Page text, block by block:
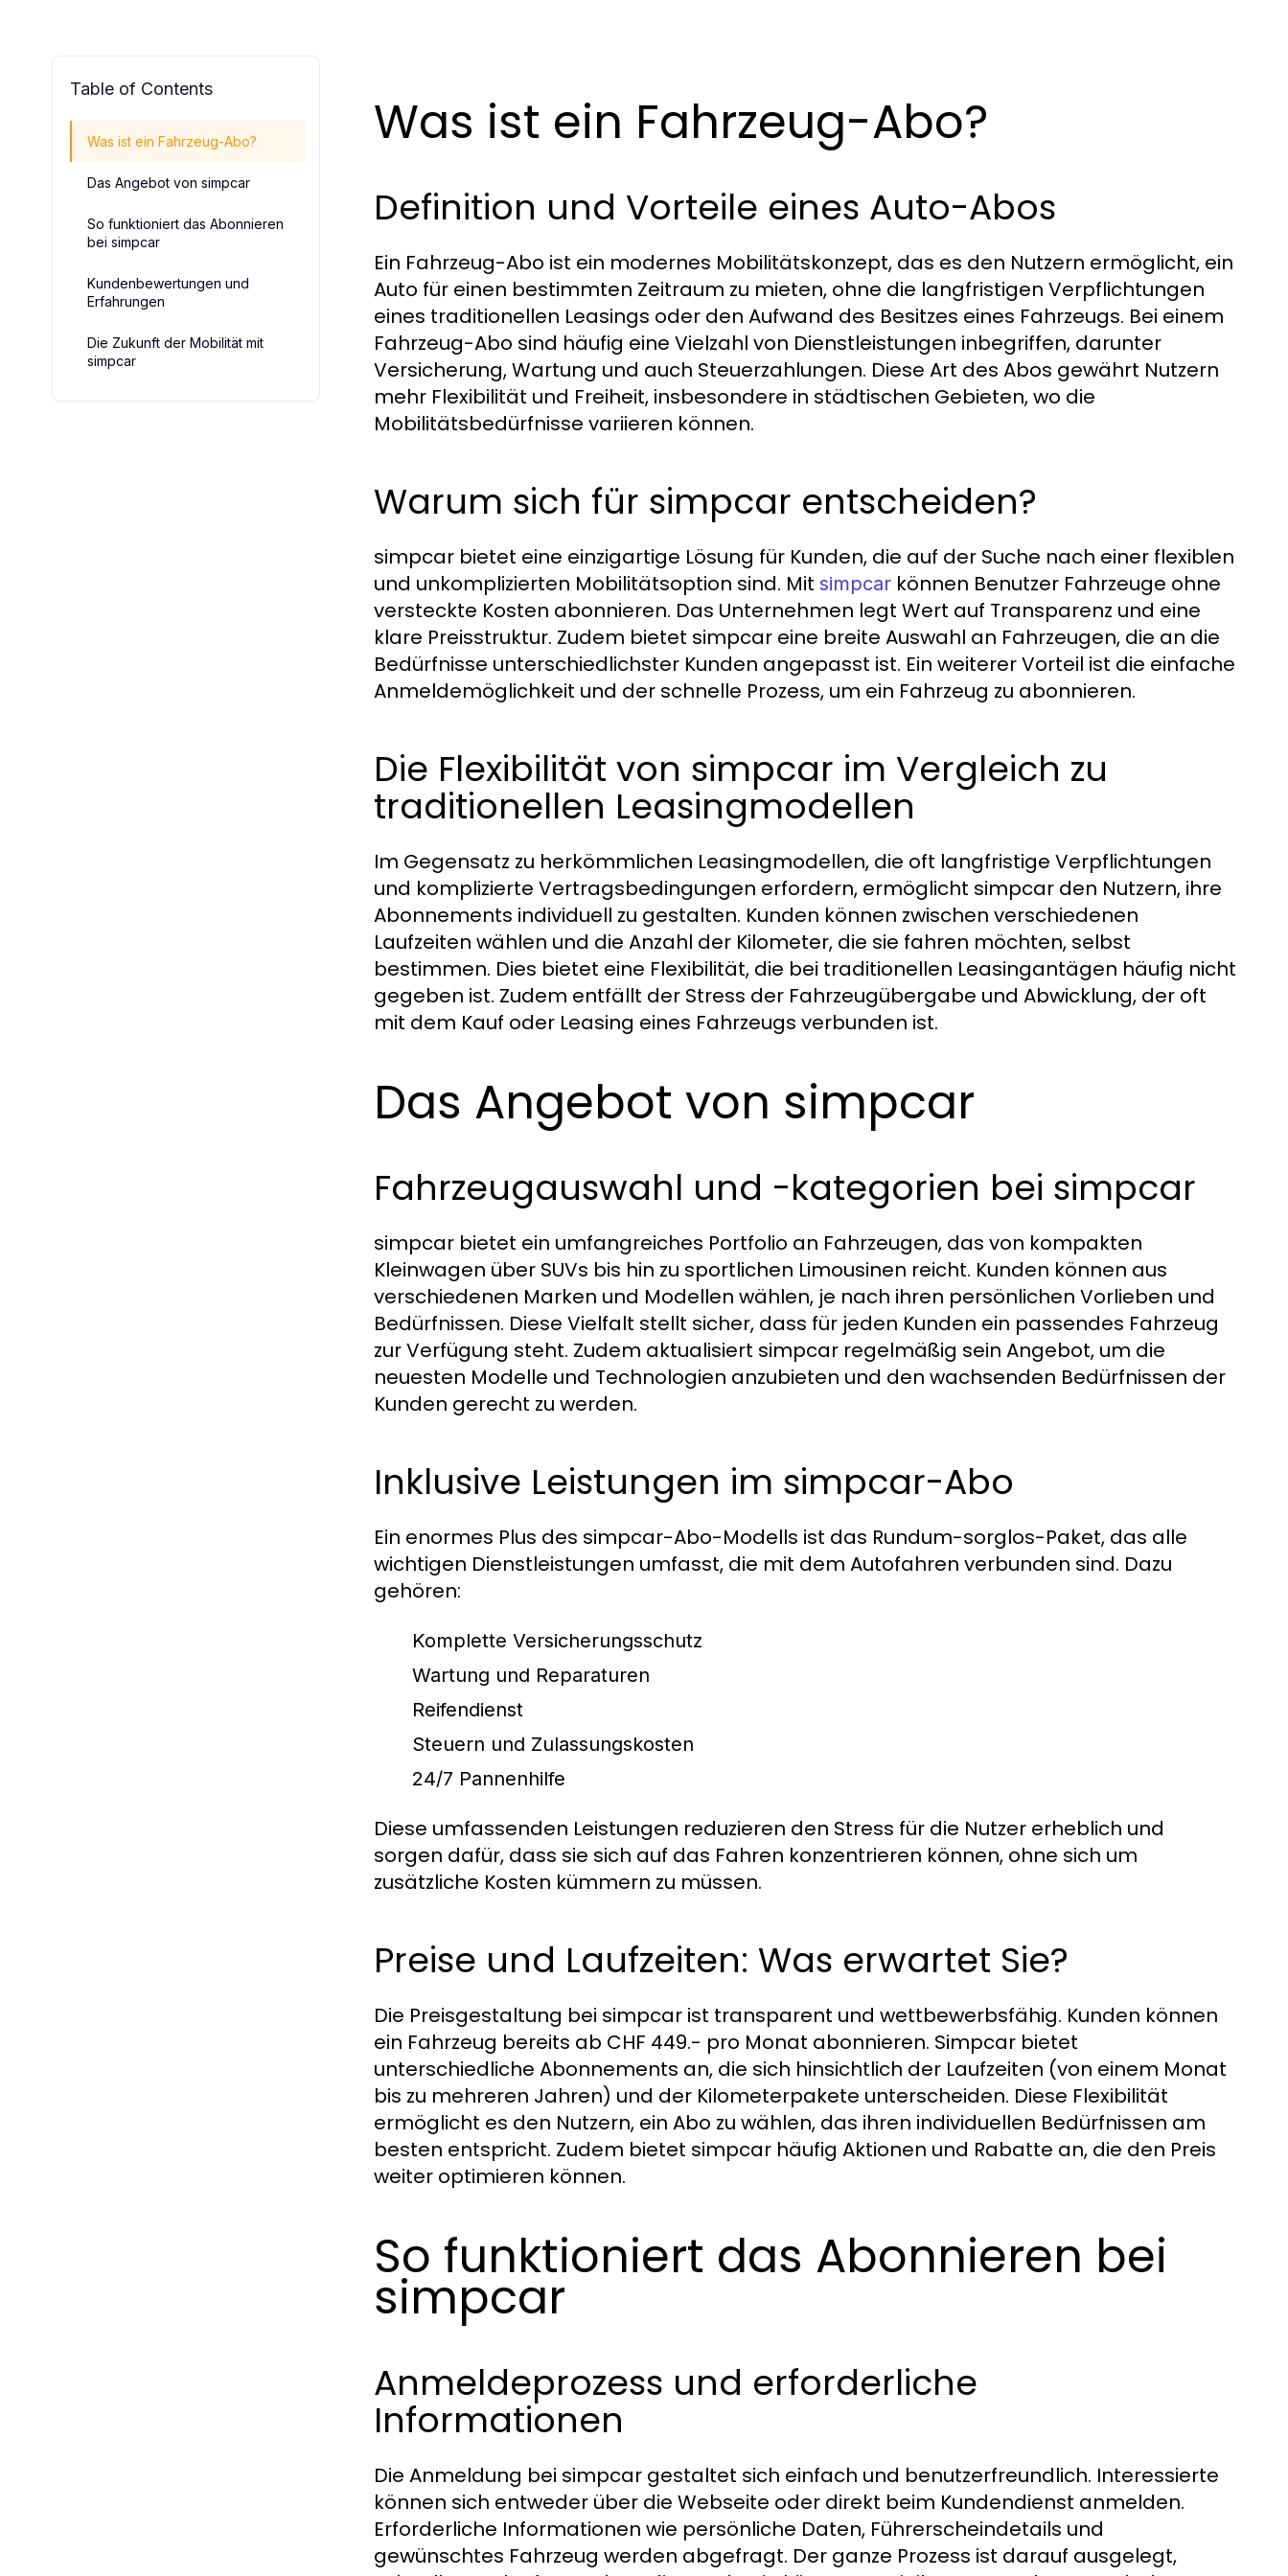
Table of Contents
Was ist ein Fahrzeug-Abo?
Das Angebot von simpcar
So funktioniert das Abonnieren
bei simpcar
Kundenbewertungen und
Erfahrungen
Die Zukunft der Mobilität mit
simpcar
Was ist ein Fahrzeug-Abo?
Definition und Vorteile eines Auto-Abos
Ein Fahrzeug-Abo ist ein modernes Mobilitätskonzept, das es den Nutzern ermöglicht, ein
Auto für einen bestimmten Zeitraum zu mieten, ohne die langfristigen Verpflichtungen
eines traditionellen Leasings oder den Aufwand des Besitzes eines Fahrzeugs. Bei einem
Fahrzeug-Abo sind häufig eine Vielzahl von Dienstleistungen inbegriffen, darunter
Versicherung, Wartung und auch Steuerzahlungen. Diese Art des Abos gewährt Nutzern
mehr Flexibilität und Freiheit, insbesondere in städtischen Gebieten, wo die
Mobilitätsbedürfnisse variieren können.
Warum sich für simpcar entscheiden?
simpcar bietet eine einzigartige Lösung für Kunden, die auf der Suche nach einer flexiblen
und unkomplizierten Mobilitätsoption sind. Mit simpcar können Benutzer Fahrzeuge ohne
versteckte Kosten abonnieren. Das Unternehmen legt Wert auf Transparenz und eine
klare Preisstruktur. Zudem bietet simpcar eine breite Auswahl an Fahrzeugen, die an die
Bedürfnisse unterschiedlichster Kunden angepasst ist. Ein weiterer Vorteil ist die einfache
Anmeldemöglichkeit und der schnelle Prozess, um ein Fahrzeug zu abonnieren.
Die Flexibilität von simpcar im Vergleich zu
traditionellen Leasingmodellen
Im Gegensatz zu herkömmlichen Leasingmodellen, die oft langfristige Verpflichtungen
und komplizierte Vertragsbedingungen erfordern, ermöglicht simpcar den Nutzern, ihre
Abonnements individuell zu gestalten. Kunden können zwischen verschiedenen
Laufzeiten wählen und die Anzahl der Kilometer, die sie fahren möchten, selbst
bestimmen. Dies bietet eine Flexibilität, die bei traditionellen Leasingantägen häufig nicht
gegeben ist. Zudem entfällt der Stress der Fahrzeugübergabe und Abwicklung, der oft
mit dem Kauf oder Leasing eines Fahrzeugs verbunden ist.
Das Angebot von simpcar
Fahrzeugauswahl und -kategorien bei simpcar
simpcar bietet ein umfangreiches Portfolio an Fahrzeugen, das von kompakten
Kleinwagen über SUVs bis hin zu sportlichen Limousinen reicht. Kunden können aus
verschiedenen Marken und Modellen wählen, je nach ihren persönlichen Vorlieben und
Bedürfnissen. Diese Vielfalt stellt sicher, dass für jeden Kunden ein passendes Fahrzeug
zur Verfügung steht. Zudem aktualisiert simpcar regelmäßig sein Angebot, um die
neuesten Modelle und Technologien anzubieten und den wachsenden Bedürfnissen der
Kunden gerecht zu werden.
Inklusive Leistungen im simpcar-Abo
Ein enormes Plus des simpcar-Abo-Modells ist das Rundum-sorglos-Paket, das alle
wichtigen Dienstleistungen umfasst, die mit dem Autofahren verbunden sind. Dazu
gehören:
Komplette Versicherungsschutz
Wartung und Reparaturen
Reifendienst
Steuern und Zulassungskosten
24/7 Pannenhilfe
Diese umfassenden Leistungen reduzieren den Stress für die Nutzer erheblich und
sorgen dafür, dass sie sich auf das Fahren konzentrieren können, ohne sich um
zusätzliche Kosten kümmern zu müssen.
Preise und Laufzeiten: Was erwartet Sie?
Die Preisgestaltung bei simpcar ist transparent und wettbewerbsfähig. Kunden können
ein Fahrzeug bereits ab CHF 449.- pro Monat abonnieren. Simpcar bietet
unterschiedliche Abonnements an, die sich hinsichtlich der Laufzeiten (von einem Monat
bis zu mehreren Jahren) und der Kilometerpakete unterscheiden. Diese Flexibilität
ermöglicht es den Nutzern, ein Abo zu wählen, das ihren individuellen Bedürfnissen am
besten entspricht. Zudem bietet simpcar häufig Aktionen und Rabatte an, die den Preis
weiter optimieren können.
So funktioniert das Abonnieren bei
simpcar
Anmeldeprozess und erforderliche
Informationen
Die Anmeldung bei simpcar gestaltet sich einfach und benutzerfreundlich. Interessierte
können sich entweder über die Webseite oder direkt beim Kundendienst anmelden.
Erforderliche Informationen wie persönliche Daten, Führerscheindetails und
gewünschtes Fahrzeug werden abgefragt. Der ganze Prozess ist darauf ausgelegt,